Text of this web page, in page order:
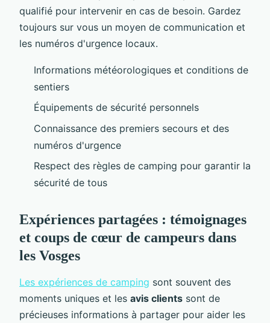
qualifié pour intervenir en cas de besoin. Gardez
toujours sur vous un moyen de communication et
les numéros d'urgence locaux.
Informations météorologiques et conditions de
sentiers
Équipements de sécurité personnels
Connaissance des premiers secours et des
numéros d'urgence
Respect des règles de camping pour garantir la
sécurité de tous
Expériences partagées : témoignages
et coups de cœur de campeurs dans
les Vosges
Les expériences de camping sont souvent des
moments uniques et les avis clients sont de
précieuses informations à partager pour aider les